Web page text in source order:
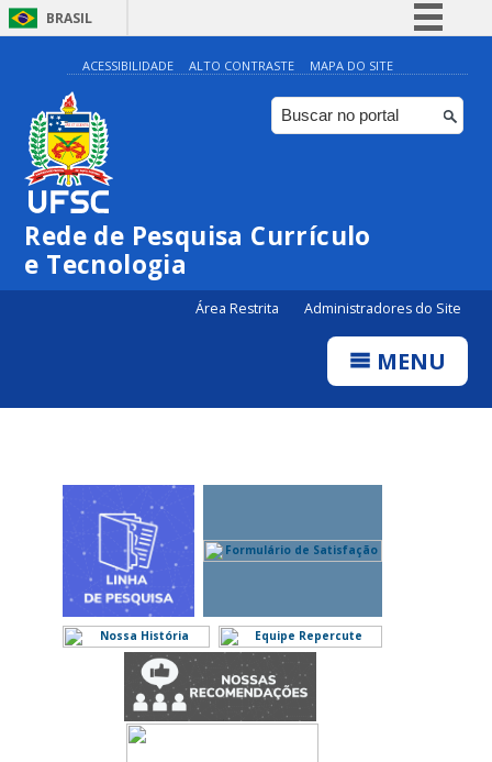
BRASIL
Simplifique!
Comunica BR
Participe
Canais
ACESSIBILIDADE ALTO CONTRASTE MAPA DO SITE
Rede de Pesquisa Currículo
e Tecnologia
Área Restrita Administradores do Site
MENU